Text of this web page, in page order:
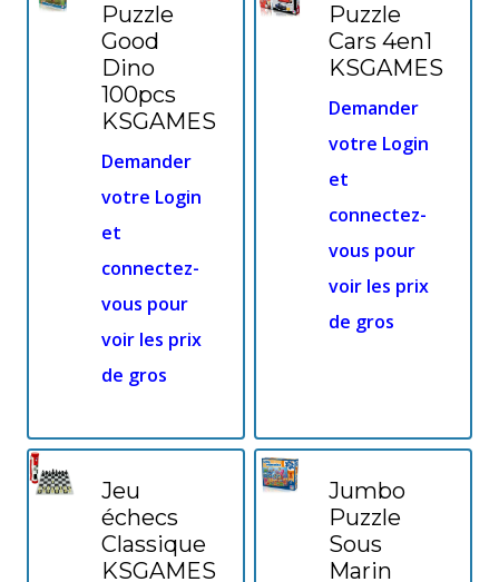
Puzzle
Good
Dino
100pcs
KSGAMES
Demander
votre Login
et
connectez-
vous pour
voir les prix
de gros
Puzzle
Cars 4en1
KSGAMES
Demander
votre Login
et
connectez-
vous pour
voir les prix
de gros
Jeu
échecs
Classique
KSGAMES
Jumbo
Puzzle
Sous
Marin